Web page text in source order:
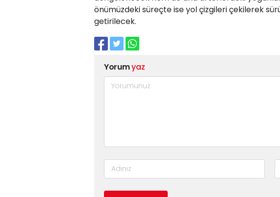
önümüzdeki süreçte ise yol çizgileri çekilerek
getirilecek.
Yorumyaz